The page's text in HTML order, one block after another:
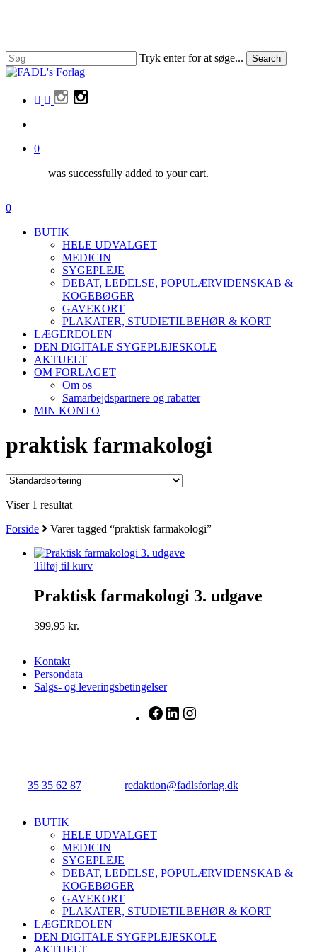
content
Tryk enter for at søge... Search
Close
facebook
linkedin
instagram
0
was successfully added to your cart.
Menu
search
0
BUTIK
HELE UDVALGET
MEDICIN
SYGEPLEJE
DEBAT, LEDELSE, POPULÆRVIDENSKAB &
KOGEBØGER
GAVEKORT
PLAKATER, STUDIETILBEHØR & KORT
LÆGEREOLEN
DEN DIGITALE SYGEPLEJESKOLE
AKTUELT
OM FORLAGET
Om os
Samarbejdspartnere og rabatter
MIN KONTO
praktisk farmakologi
Viser 1 resultat
Forside
Varer tagged “praktisk farmakologi”
Tilføj til kurv
Praktisk farmakologi 3. udgave
399,95 kr.
Kontakt
Persondata
Salgs- og leveringsbetingelser
Facebook
LinkedIn
35 35 62 87 redaktion@fadlsforlag.dk
Close
BUTIK
HELE UDVALGET
MEDICIN
SYGEPLEJE
DEBAT, LEDELSE, POPULÆRVIDENSKAB &
KOGEBØGER
GAVEKORT
PLAKATER, STUDIETILBEHØR & KORT
LÆGEREOLEN
DEN DIGITALE SYGEPLEJESKOLE